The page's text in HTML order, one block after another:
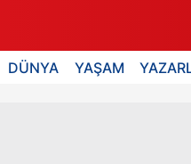
DÜNYA YAŞAM